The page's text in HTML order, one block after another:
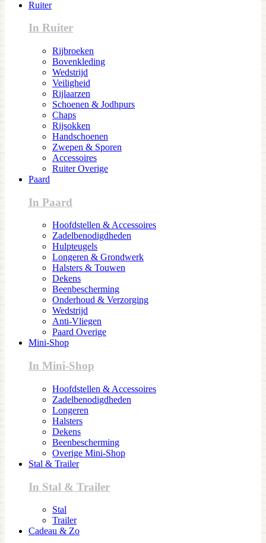
Ruiter
In Ruiter
Rijbroeken
Bovenkleding
Wedstrijd
Veiligheid
Rijlaarzen
Schoenen & Jodhpurs
Chaps
Rijsokken
Handschoenen
Zwepen & Sporen
Accessoires
Ruiter Overige
Paard
In Paard
Hoofdstellen & Accessoires
Zadelbenodigdheden
Hulpteugels
Longeren & Grondwerk
Halsters & Touwen
Dekens
Beenbescherming
Onderhoud & Verzorging
Wedstrijd
Anti-Vliegen
Paard Overige
Mini-Shop
In Mini-Shop
Hoofdstellen & Accessoires
Zadelbenodigdheden
Longeren
Halsters
Dekens
Beenbescherming
Overige Mini-Shop
Stal & Trailer
In Stal & Trailer
Stal
Trailer
Cadeau & Zo